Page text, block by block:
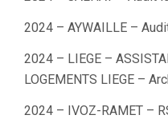
2024 – AYWAILLE –
2024 – LIEGE –
LOGEMENTS LIEGE –
2024 – IVOZ-RAMET –